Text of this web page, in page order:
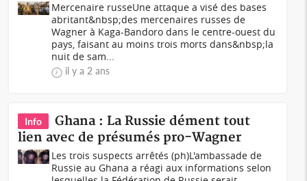
Mercenaire russeUne attaque a visé des bases
abritant&nbsp;des mercenaires russes de
Wagner à Kaga-Bandoro dans le centre-ouest du
pays, faisant au moins trois morts dans&nbsp;la
nuit de sam...
il y a 2 ans
Info
Ghana : La Russie dément tout
lien avec de présumés pro-Wagner
Les trois suspects arrêtés (ph)L'ambassade de
Russie au Ghana a réagi aux informations selon